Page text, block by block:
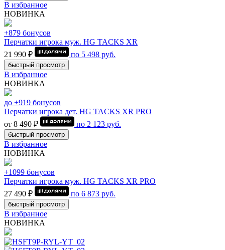
В избранное
НОВИНКА
+879 бонусов
Перчатки игрока муж. HG TACKS XR
21 990 ₽
по 5 498 руб.
быстрый просмотр
В избранное
НОВИНКА
до +919 бонусов
Перчатки игрока дет. HG TACKS XR PRO
от 8 490 ₽
по 2 123 руб.
быстрый просмотр
В избранное
НОВИНКА
+1099 бонусов
Перчатки игрока муж. HG TACKS XR PRO
27 490 ₽
по 6 873 руб.
быстрый просмотр
В избранное
НОВИНКА